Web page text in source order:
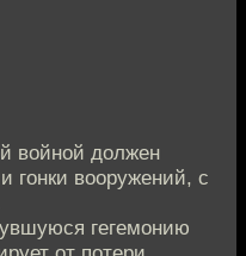
войной должен
гонки вооружений, с
гегемонию